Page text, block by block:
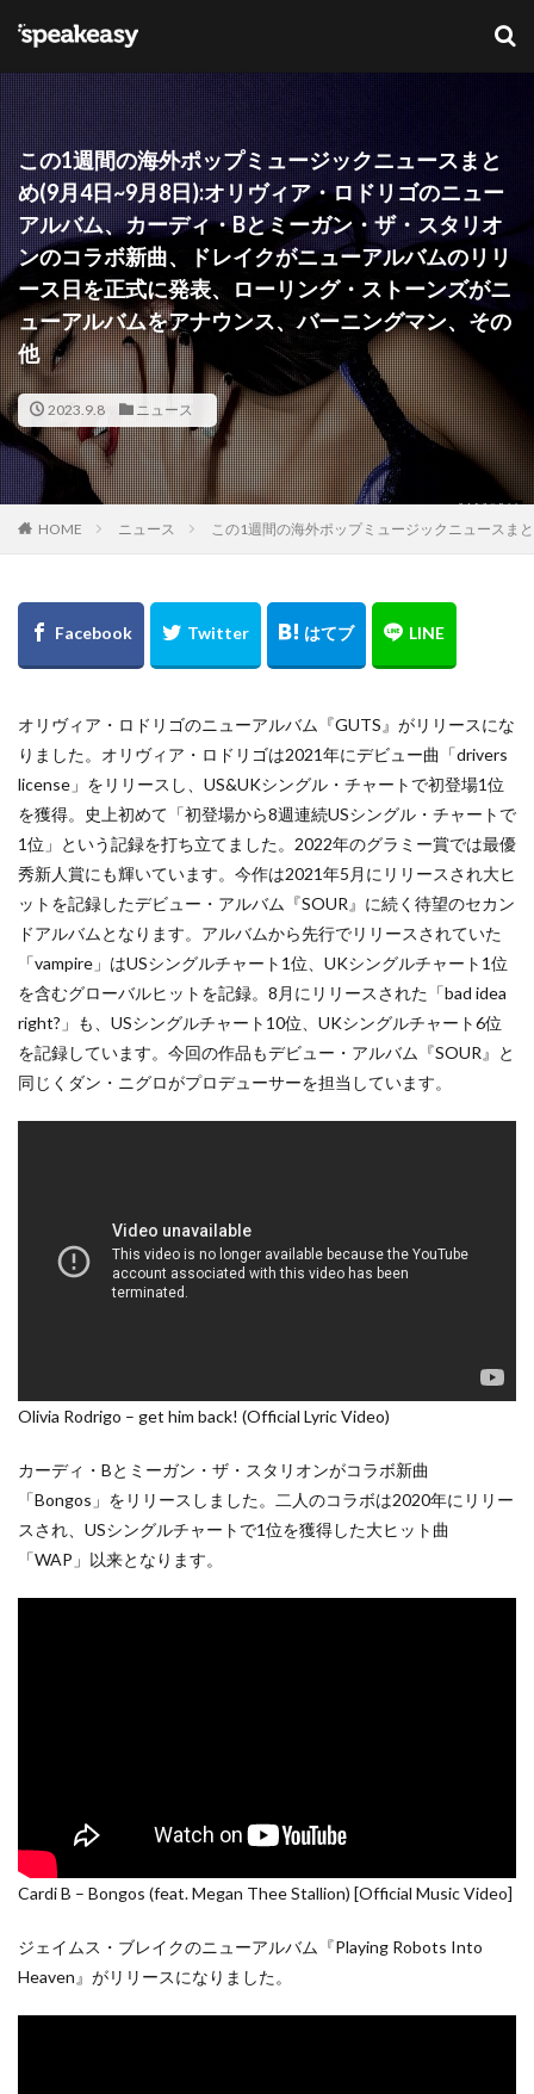
この1週間の海外ポップミュージックニュースまと
め(9月4日~9月8日):オリヴィア・ロドリゴのニュー
アルバム、カーディ・Bとミーガン・ザ・スタリオ
ンのコラボ新曲、ドレイクがニューアルバムのリリ
ース日を正式に発表、ローリング・ストーンズがニ
ューアルバムをアナウンス、バーニングマン、その
他
2023.9.8 ニュース
HOME ニュース この1週間の海外ポップミュージックニュースま
オリヴィア・ロドリゴのニューアルバム『GUTS』がリリースにな
りました。オリヴィア・ロドリゴは2021年にデビュー曲「drivers
license」をリリースし、US&UKシングル・チャートで初登場1位
を獲得。史上初めて「初登場から8週連続USシングル・チャートで
1位」という記録を打ち立てました。2022年のグラミー賞では最優
秀新人賞にも輝いています。今作は2021年5月にリリースされ大ヒ
ットを記録したデビュー・アルバム『SOUR』に続く待望のセカン
ドアルバムとなります。アルバムから先行でリリースされていた
「vampire」はUSシングルチャート1位、UKシングルチャート1位
を含むグローバルヒットを記録。8月にリリースされた「bad idea
right?」も、USシングルチャート10位、UKシングルチャート6位
を記録しています。今回の作品もデビュー・アルバム『SOUR』と
同じくダン・ニグロがプロデューサーを担当しています。
Olivia Rodrigo – get him back! (Official Lyric Video)
カーディ・Bとミーガン・ザ・スタリオンがコラボ新曲
「Bongos」をリリースしました。二人のコラボは2020年にリリー
スされ、USシングルチャートで1位を獲得した大ヒット曲
「WAP」以来となります。
Cardi B – Bongos (feat. Megan Thee Stallion) [Official Music Video]
ジェイムス・ブレイクのニューアルバム『Playing Robots Into
Heaven』がリリースになりました。
カテゴリー
タグ
Lana Del Ray NFT ブリットアウォーズ
検索